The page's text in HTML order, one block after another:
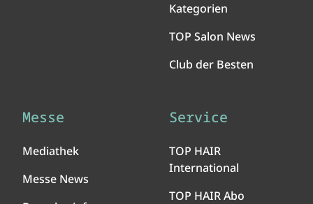
Kategorien
TOP Salon News
Club der Besten
Messe
Mediathek
Messe News
Service
TOP HAIR
International
TOP HAIR Abo